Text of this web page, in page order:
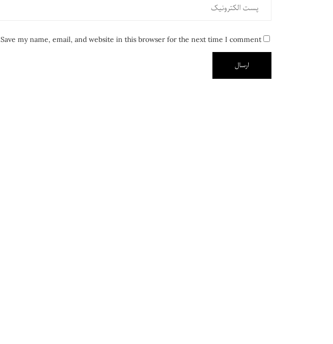
Save my name, email, and website in this browser for the next time I comment.